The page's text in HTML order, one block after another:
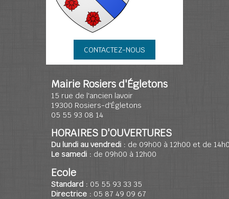
CONTACTEZ-NOUS
Mairie Rosiers d'Égletons
15 rue de l'ancien lavoir
19300 Rosiers-d'Égletons
05 55 93 08 14
HORAIRES D'OUVERTURES
Du lundi au vendredi : de 09h00 à 12h00 et de
Le samedi : de 09h00 à 12h00
Ecole
Standard : 05 55 93 33 35
Directrice : 05 87 49 09 67